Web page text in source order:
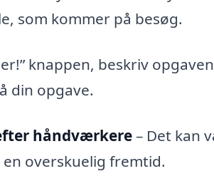
som kommer på besøg.
knappen, beskriv
din opgave.
håndværkere– Det kan
overskuelig fremtid.